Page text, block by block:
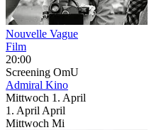
Nouvelle Vague
Film
20:00
Screening OmU
Admiral Kino
Mittwoch 1. April
1. April April
Mittwoch Mi